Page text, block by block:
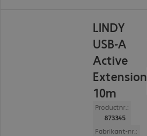
LINDY
USB-A
Active
Extension
10m
Productnr.:
873345
Fabrikant-nr.: